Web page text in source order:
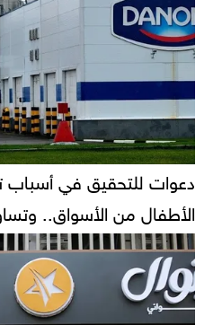
دعوات للتحقيق في
الأطفال من الأسواق..